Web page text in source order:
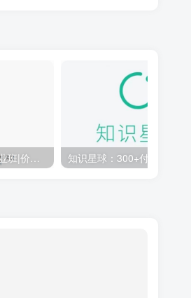
百战-AI算法工程师就业班|价值18980元|冲击百万年薪|完结无秘